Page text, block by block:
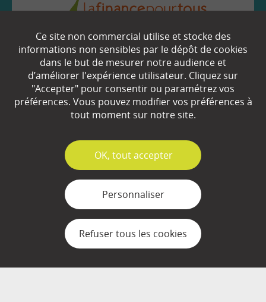
EN SAVOIR
Qui sommes-nous ?
Partenaires
Plan du site
Mentions légales
Gestion des cookies
Ce site non commercial utilise et stocke des
informations non sensibles par le dépôt de cookies
dans le but de mesurer notre audience et
d’améliorer l'expérience utilisateur. Cliquez sur
"Accepter" pour consentir ou paramétrez vos
préférences. Vous pouvez modifier vos préférences à
tout moment sur notre site.
✓
OK, tout accepter
Personnaliser
Refuser tous les cookies